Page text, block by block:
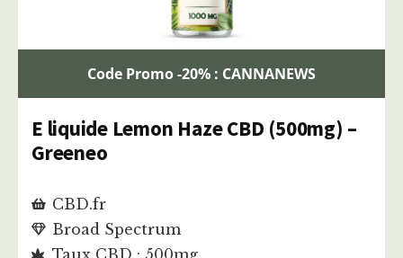
Code Promo -20% : CANNANEWS
E liquide Lemon Haze CBD (500mg) –
Greeneo
CBD.fr
Broad Spectrum